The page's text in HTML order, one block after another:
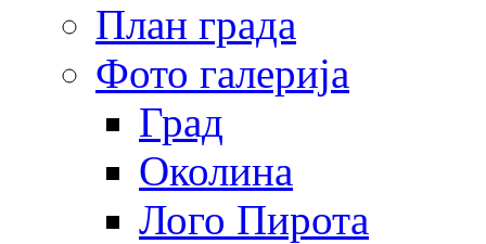
План града
Фото галерија
Град
Околина
Лого Пирота